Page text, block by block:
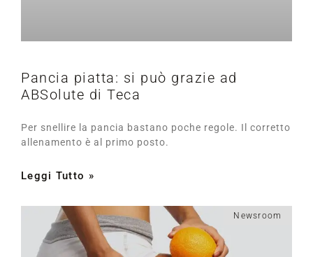
Pancia piatta: si può grazie ad
ABSolute di Teca
Per snellire la pancia bastano poche regole. Il corretto
allenamento è al primo posto.
Leggi Tutto »
Newsroom